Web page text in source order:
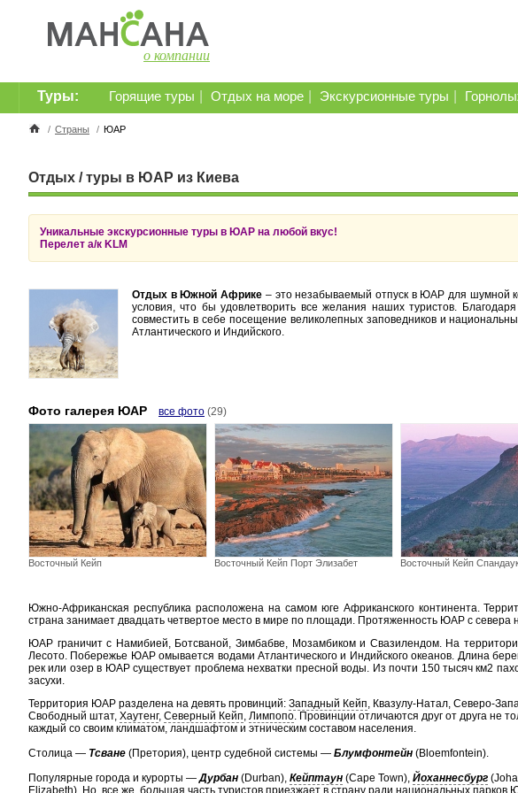
о компании
Горящие туры Отдых на море Экскурсионные туры
Туры:
/ Страны / ЮАР
Отдых / туры в ЮАР из Киева
Уникальные экскурсионные туры в ЮАР на любой вкус!
Перелет а/к KLM
Отдых в Южной Африке – это незабываемый отпуск в ЮАР для шумной
условия, что бы удовлетворить все желания наших туристов.
совместить в себе посещение великолепных заповедников и
Атлантического и Индийского.
Фото галерея ЮАР все фото (29)
Восточный Кейп Восточный Кейп Порт Элизабет Восточный Кейп
Южно-Африканская республика расположена на самом юге Африканского континента.
страна занимает двадцать четвертое место в мире по площади. Протяженность ЮАР с севера
ЮАР граничит с Намибией, Ботсваной, Зимбабве, Мозамбиком и Свазилендом. На
Лесото. Побережье ЮАР омывается водами Атлантического и Индийского океанов. Длина
рек или озер в ЮАР существует проблема нехватки пресной воды. Из почти 150 тысяч км2
засухи.
Территория ЮАР разделена на девять провинций: Западный Кейп, Квазулу-Натал, Северо-
Свободный штат, Хаутенг, Северный Кейп, Лимпопо. Провинции отличаются друг от друга не
каждый со своим климатом, ландшафтом и этническим составом населения.
Cтолица — Тсване (Претория), центр судебной системы — Блумфонтейн (Bloemfontein).
Популярные города и курорты —Дурбан (Durban), Кейптаун (Cape Town), Йоханнесбург
Elizabeth). Но, все же, большая часть туристов приезжает в страну ради национальных парков